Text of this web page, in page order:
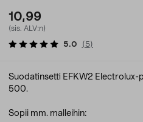
10,99
(sis. ALV:n)
5.0 ( 5)
Suodatinsetti EFKW2 Electrolux-
500.
Sopii mm. malleihin: